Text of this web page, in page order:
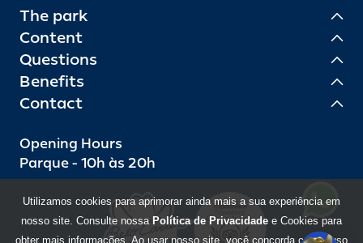
The park
Content
Questions
Benefits
Contact
Opening Hours
Parque - 10h às 20h
Utilizamos cookies para aprimorar ainda mais a sua experiência em
nosso site. Consulte nossa Política de Privacidade e Cookies para
obter mais informações. Ao usar nosso site, você concorda com o uso